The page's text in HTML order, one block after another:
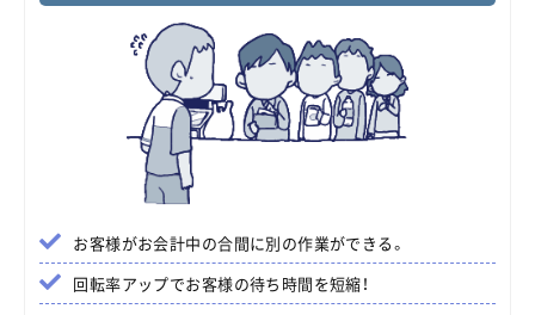
お客様がお会計中の合間に別の作業ができる。
回転率アップでお客様の待ち時間を短縮！